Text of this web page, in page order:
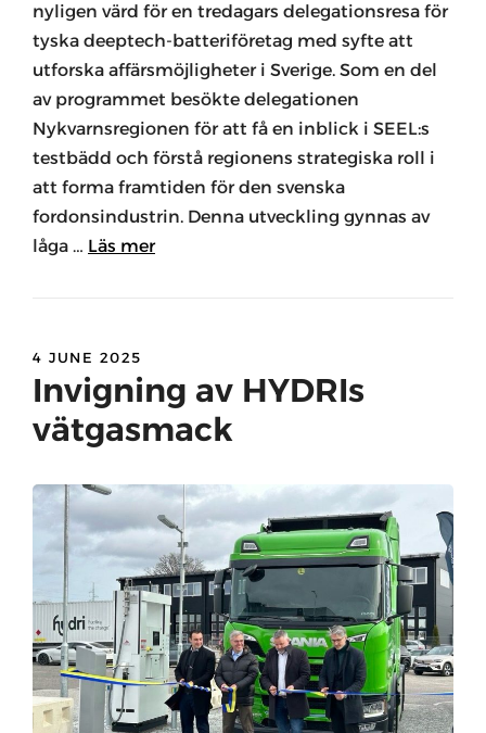
nyligen värd för en tredagars delegationsresa för
tyska deeptech-batteriföretag med syfte att
utforska affärsmöjligheter i Sverige. Som en del
av programmet besökte delegationen
Nykvarnsregionen för att få en inblick i SEEL:s
testbädd och förstå regionens strategiska roll i
att forma framtiden för den svenska
fordonsindustrin. Denna utveckling gynnas av
låga … Läs mer
4 JUNE 2025
Invigning av HYDRIs
vätgasmack